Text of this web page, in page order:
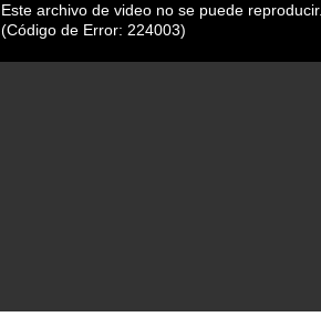
Este archivo de video no se puede reproducir.
(Código de Error: 224003)